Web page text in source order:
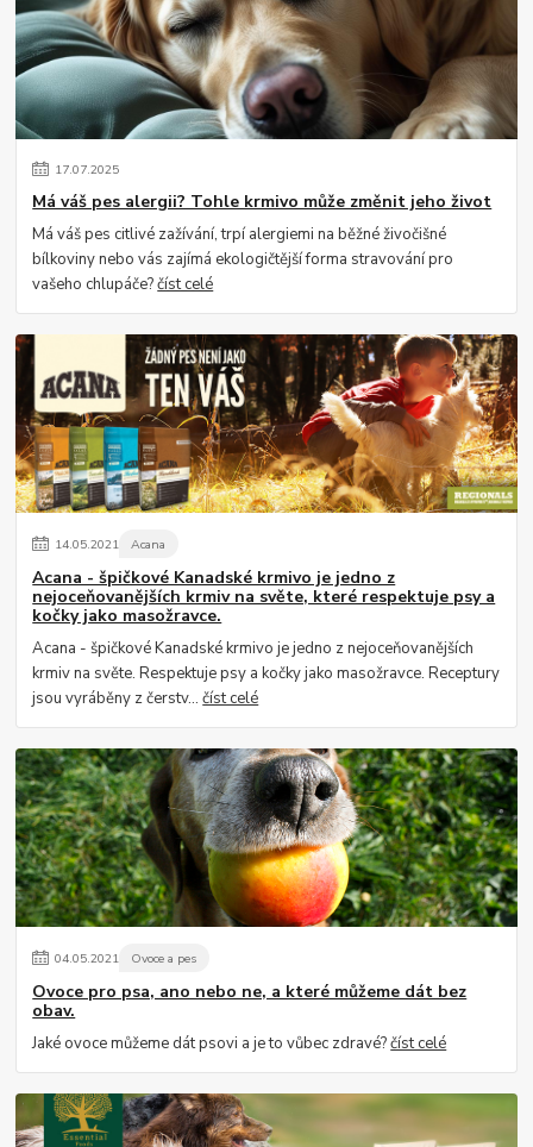
17.07.2025
Má váš pes alergii? Tohle krmivo může změnit jeho život
Má váš pes citlivé zažívání, trpí alergiemi na běžné živočišné
bílkoviny nebo vás zajímá ekologičtější forma stravování pro
vašeho chlupáče?číst celé
14.05.2021 Acana
Acana - špičkové Kanadské krmivo je jedno z
nejoceňovanějších krmiv na světe, které respektuje psy a
kočky jako masožravce.
Acana - špičkové Kanadské krmivo je jedno z nejoceňovanějších
krmiv na světe. Respektuje psy a kočky jako masožravce. Receptury
jsou vyráběny z čerstv...číst celé
04.05.2021 Ovoce a pes
Ovoce pro psa, ano nebo ne, a které můžeme dát bez
obav.
Jaké ovoce můžeme dát psovi a je to vůbec zdravé?číst celé